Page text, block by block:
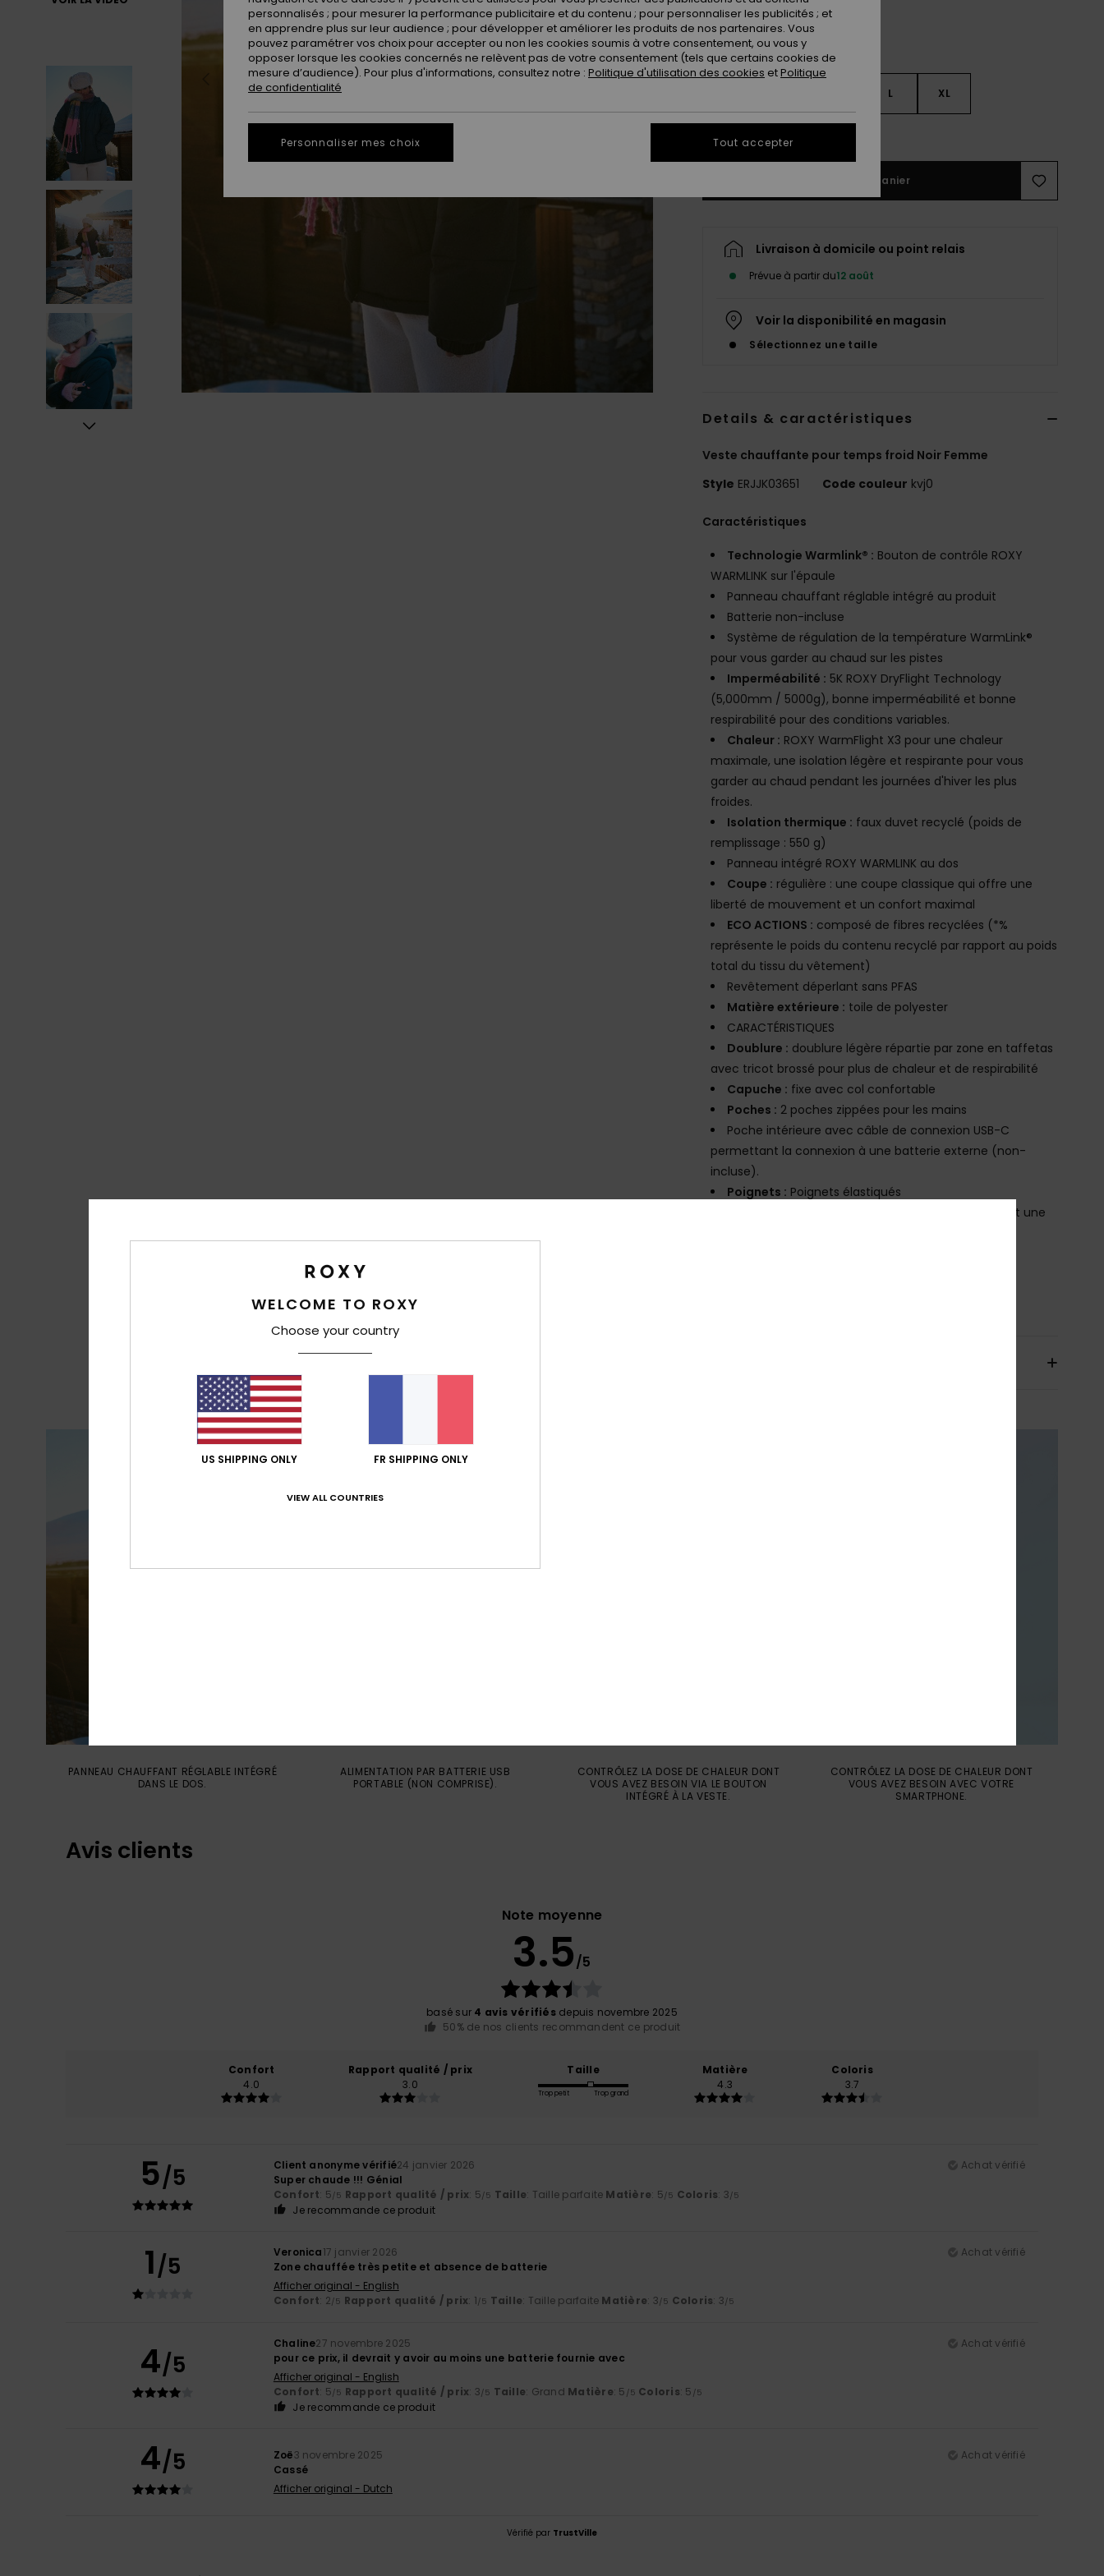
L XL
Ajouter au panier
Livraison à domicile ou point relais
Prévue à partir du12 août
Voir la disponibilité en magasin
Sélectionnez une taille
Details & caractéristiques
Veste chauffante pour temps froid Noir Femme
Style ERJJK03651 Code couleur kvj0
Caractéristiques
Technologie Warmlink® : Bouton de contrôle ROXY
WARMLINK sur l'épaule
Panneau chauffant réglable intégré au produit
Batterie non-incluse
Système de régulation de la température WarmLink®
pour vous garder au chaud sur les pistes
Imperméabilité : 5K ROXY DryFlight Technology
(5,000mm / 5000g), bonne imperméabilité et bonne
respirabilité pour des conditions variables.
Chaleur : ROXY WarmFlight X3 pour une chaleur
maximale, une isolation légère et respirante pour vous
garder au chaud pendant les journées d'hiver les plus
froides.
Isolation thermique : faux duvet recyclé (poids de
remplissage : 550 g)
Panneau intégré ROXY WARMLINK au dos
Coupe : régulière : une coupe classique qui offre une
liberté de mouvement et un confort maximal
ECO ACTIONS : composé de fibres recyclées (*%
représente le poids du contenu recyclé par rapport au poids
total du tissu du vêtement)
Revêtement déperlant sans PFAS
Matière extérieure : toile de polyester
CARACTÉRISTIQUES
Doublure : doublure légère répartie par zone en taffetas
avec tricot brossé pour plus de chaleur et de respirabilité
Capuche : fixe avec col confortable
Poches : 2 poches zippées pour les mains
Poche intérieure avec câble de connexion USB-C
permettant la connexion à une batterie externe (non-
incluse).
Poignets : Poignets élastiqués
Ajustement de l'ourlet avec un cordon élastique et une
PANNEAU CHAUFFANT RÉGLABLE INTÉGRÉ
DANS LE DOS.
ALIMENTATION PAR BATTERIE USB
PORTABLE (NON COMPRISE).
CONTRÔLEZ LA DOSE DE CHALEUR DONT
VOUS AVEZ BESOIN VIA LE BOUTON
INTÉGRÉ À LA VESTE.
CONTRÔLEZ LA DOSE DE CHALEUR DONT
VOUS AVEZ BESOIN AVEC VOTRE
SMARTPHONE.
Avis clients
Note moyenne
3.5/5
basé sur 4 avis vérifiésdepuis novembre 2025
50% de nos clients recommandent ce produit
Confort
4.0
Rapport qualité / prix
3.0
Taille
Trop petit Trop grand
Matière
4.3
Coloris
3.7
5/5 Client anonyme vérifié24 janvier 2026
Achat vérifié
Super chaude !!! Génial
Confort: 5/5 Rapport qualité / prix: 5/5 Taille: Taille parfaite Matière: 5/5 Coloris: 3/5
Je recommande ce produit
1/5 Veronica17 janvier 2026
Achat vérifié
Zone chauffée très petite et absence de batterie
Afficher original - English
Confort: 2/5 Rapport qualité / prix: 1/5 Taille: Taille parfaite Matière: 3/5 Coloris: 3/5
4/5
Chaline27 novembre 2025
Achat vérifié
pour ce prix, il devrait y avoir au moins une batterie fournie avec
Afficher original - English
Confort: 5/5 Rapport qualité / prix: 3/5 Taille: Grand Matière: 5 /5 Coloris: 5 /5
Je recommande ce produit
4/5 Zoë3 novembre 2025
Achat vérifié
Cassé
Afficher original - Dutch
Vérifié par TrustVille
WELCOME TO ROXY
Choose your country
US SHIPPING ONLY FR SHIPPING ONLY
VIEW ALL COUNTRIES
personnalisés ; pour mesurer la performance publicitaire et du contenu ; pour personnaliser les publicités ; et
en apprendre plus sur leur audience ; pour développer et améliorer les produits de nos partenaires. Vous
pouvez paramétrer vos choix pour accepter ou non les cookies soumis à votre consentement, ou vous y
opposer lorsque les cookies concernés ne relèvent pas de votre consentement (tels que certains cookies de
mesure d’audience). Pour plus d'informations, consultez notre : Politique d'utilisation des cookies etPolitique
de confidentialité
Personnaliser mes choix Tout accepter